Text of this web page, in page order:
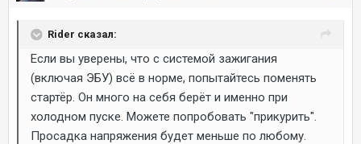
Rider сказал:
Если вы уверены, что с системой зажигания
(включая ЭБУ) всё в норме, попытайтесь поменять
стартёр. Он много на себя берёт и именно при
холодном пуске. Можете попробовать "прикурить".
Просадка напряжения будет меньше по любому.